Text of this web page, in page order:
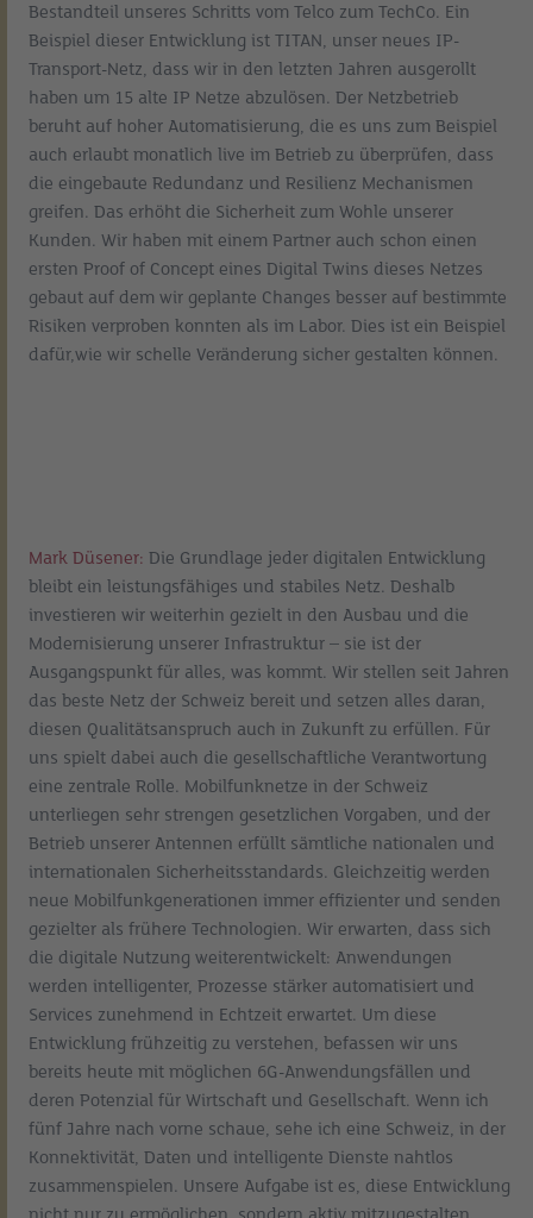
Bestandteil unseres Schritts vom Telco zum TechCo. Ein
Beispiel dieser Entwicklung ist TITAN, unser neues IP-
Transport-Netz, dass wir in den letzten Jahren ausgerollt
haben um 15 alte IP Netze abzulösen. Der Netzbetrieb
beruht auf hoher Automatisierung, die es uns zum Beispiel
auch erlaubt monatlich live im Betrieb zu überprüfen, dass
die eingebaute Redundanz und Resilienz Mechanismen
greifen. Das erhöht die Sicherheit zum Wohle unserer
Kunden. Wir haben mit einem Partner auch schon einen
ersten Proof of Concept eines Digital Twins dieses Netzes
gebaut auf dem wir geplante Changes besser auf bestimmte
Risiken verproben konnten als im Labor. Dies ist ein Beispiel
dafür,wie wir schelle Veränderung sicher gestalten können.
Mark Düsener: Die Grundlage jeder digitalen Entwicklung
bleibt ein leistungsfähiges und stabiles Netz. Deshalb
investieren wir weiterhin gezielt in den Ausbau und die
Modernisierung unserer Infrastruktur – sie ist der
Ausgangspunkt für alles, was kommt. Wir stellen seit Jahren
das beste Netz der Schweiz bereit und setzen alles daran,
diesen Qualitätsanspruch auch in Zukunft zu erfüllen. Für
uns spielt dabei auch die gesellschaftliche Verantwortung
eine zentrale Rolle. Mobilfunknetze in der Schweiz
unterliegen sehr strengen gesetzlichen Vorgaben, und der
Betrieb unserer Antennen erfüllt sämtliche nationalen und
internationalen Sicherheitsstandards. Gleichzeitig werden
neue Mobilfunkgenerationen immer effizienter und senden
gezielter als frühere Technologien. Wir erwarten, dass sich
die digitale Nutzung weiterentwickelt: Anwendungen
werden intelligenter, Prozesse stärker automatisiert und
Services zunehmend in Echtzeit erwartet. Um diese
Entwicklung frühzeitig zu verstehen, befassen wir uns
bereits heute mit möglichen 6G-Anwendungsfällen und
deren Potenzial für Wirtschaft und Gesellschaft. Wenn ich
fünf Jahre nach vorne schaue, sehe ich eine Schweiz, in der
Konnektivität, Daten und intelligente Dienste nahtlos
zusammenspielen. Unsere Aufgabe ist es, diese Entwicklung